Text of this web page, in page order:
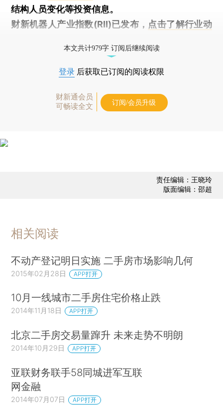
结构人员变化等投资信息。
财新机器人产业指数(RII)已发布， 点击了解行业动
本文共计979字 订阅后继续阅读
登录 后获取已订阅的阅读权限
财新通会员
可畅读全文
订阅/会员升级
责任编辑：王晓玲
版面编辑：邵超
相关阅读
不动产登记明日实施 二手房市场影响几何
2015年02月28日 APP打开
10月一线城市二手房住宅价格止跌
2014年11月18日 APP打开
北京二手房交易量蹿升 未来走势不明朗
2014年10月29日 APP打开
亚联财务联手58同城进军互联
网金融
2014年07月07日 APP打开